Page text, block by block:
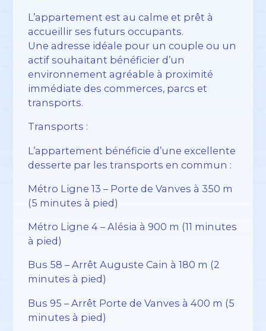
L’appartement est au calme et prêt à
accueillir ses futurs occupants.
Une adresse idéale pour un couple ou un
actif souhaitant bénéficier d’un
environnement agréable à proximité
immédiate des commerces, parcs et
transports.
Transports :
L’appartement bénéficie d’une excellente
desserte par les transports en commun :
Métro Ligne 13 – Porte de Vanves à 350 m
(5 minutes à pied)
Métro Ligne 4 – Alésia à 900 m (11 minutes
à pied)
Bus 58 – Arrêt Auguste Cain à 180 m (2
minutes à pied)
Bus 95 – Arrêt Porte de Vanves à 400 m (5
minutes à pied)